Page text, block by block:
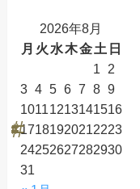
2026年8月
月 火 水 木金土 日
1
2
3 4 5 6 7 8 9
1011 1213141516
1718192021 2223
24252627282930
31